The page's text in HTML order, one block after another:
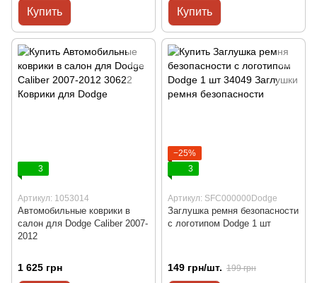
Купить Купить
3
Артикул: 1053014
Автомобильные коврики в
салон для Dodge Caliber 2007-
2012
1 625 грн
−25%
3
Артикул: SFC000000Dodge
Заглушка ремня безопасности
с логотипом Dodge 1 шт
149 грн/шт. 199 грн